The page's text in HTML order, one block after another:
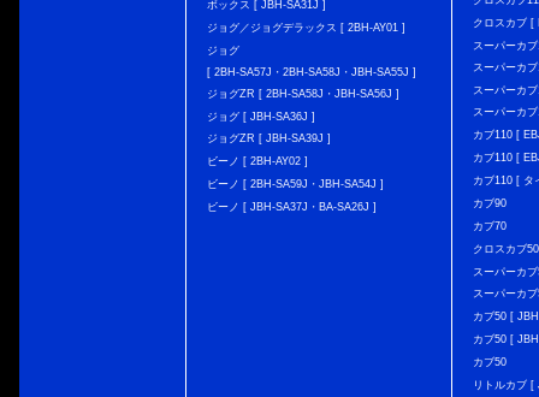
ボックス [ JBH-SA31J ]
ジョグ／ジョグデラックス [ 2BH-AY01 ]
ジョグ
[ 2BH-SA57J・2BH-SA58J・JBH-SA55J ]
ジョグZR [ 2BH-SA58J・JBH-SA56J ]
ジョグ [ JBH-SA36J ]
ジョグZR [ JBH-SA39J ]
ビーノ [ 2BH-AY02 ]
ビーノ [ 2BH-SA59J・JBH-SA54J ]
ビーノ [ JBH-SA37J・BA-SA26J ]
クロスカブ [
スーパーカ
スーパーカ
スーパーカ
スーパーカ
カブ110 [
カブ110 [
カブ110 [ タ
カブ90
カブ70
クロスカブ
スーパーカ
スーパーカ
カブ50 [
カブ50 [
カブ50
リトルカブ